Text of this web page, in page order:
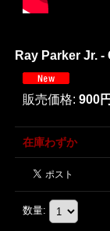
Ray Parker Jr.
販売価格: 900円
在庫わずか
数量: